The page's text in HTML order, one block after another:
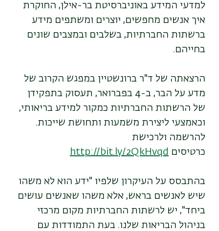
למדעי המידע באוניברסיטת בר-אילן, החוקרת
איך אנשים מחפשים, יוצרים ומשתפים מידע
ברשתות החברתיות, בשלבים ובמצבים שונים
בחייהם.
הרצאתה של ד"ר ברונשטיין במפגש הקרוב של
מדע על הבר, ב-4 בפברואר, תעסוק בתפקידן
של הרשתות החברתיות כמקור למידע בריאותי,
וכאמצעי ליצירת משמעות ותחושת שייכות.
להרשמה ולרכישת
כרטיסים http://bit.ly/2QkHvqd
בהתבסס על העיקרון שלפיו "ידע הוא לא משהו
שיש לאנשים בראש, אלא משהו שאנשים עושים
ביחד", יש לרשתות החברתיות מקום מרכזי
בניהול הבריאות שלנו. בעת התמודדות עם